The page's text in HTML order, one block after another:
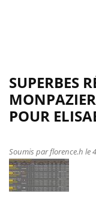
SUPERBES
POUR
Soumis parflorence.h le